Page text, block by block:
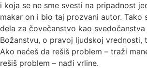
i koja se ne sme svesti na pripadnost
makar on i bio taj prozvani autor. Tako
dela za čovečanstvo kao svedočanstva
Božanstvu, o pravoj ljudskoj vrednosti,
Ako nećeš da rešiš problem – traži
rešiš problem – nađi vrline.